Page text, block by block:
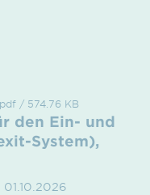
/ 574.76 KB
den Ein- und
System),